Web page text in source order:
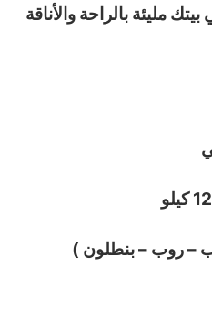
مليئة بالراحة والأناقة
– روب – بنطلون )